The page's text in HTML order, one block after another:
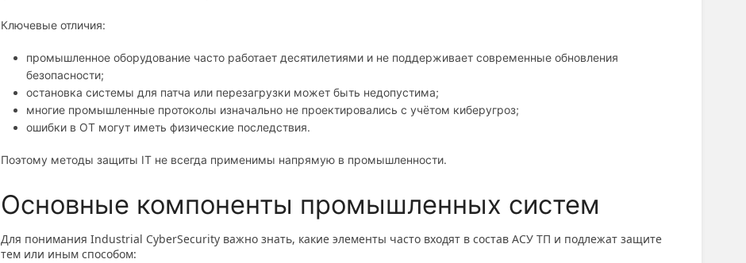
Ключевые отличия:
промышленное оборудование часто работает десятилетиями и не поддерживает современные обновления
безопасности;
остановка системы для патча или перезагрузки может быть недопустима;
многие промышленные протоколы изначально не проектировались с учётом киберугроз;
ошибки в OT могут иметь физические последствия.
Поэтому методы защиты IT не всегда применимы напрямую в промышленности.
Основные компоненты промышленных систем
Для понимания Industrial CyberSecurity важно знать, какие элементы часто входят в состав АСУ ТП и подлежат защите
тем или иным способом: